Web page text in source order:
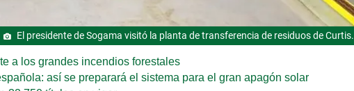
El presidente de Sogama visitó la planta de transferencia de residuos de Curtis.
a los grandes incendios forestales
así se preparará el sistema para el gran apagón solar